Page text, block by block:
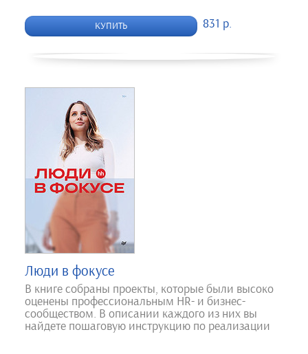
КУПИТЬ 831 р.
Люди в фокусе
В книге собраны проекты, которые были высоко
оценены профессиональным HR- и бизнес-
сообществом. В описании каждого из них вы
найдете пошаговую инструкцию по реализации